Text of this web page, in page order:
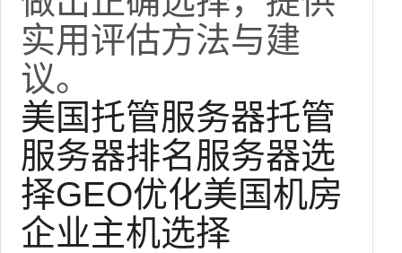
实用评估方法与建
议。
美国托管服务器托管
服务器排名服务器选
择GEO优化美国机房
企业主机选择